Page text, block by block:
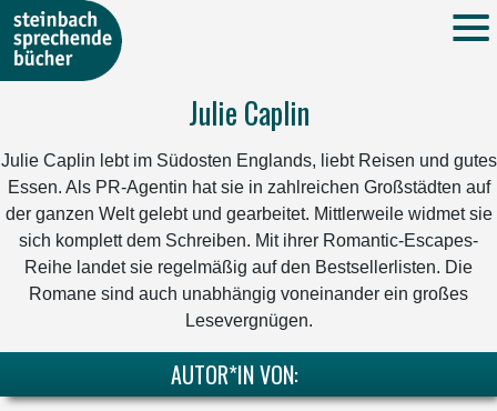
Julie Caplin
Julie Caplin lebt im Südosten Englands, liebt Reisen und gutes
Essen. Als PR-Agentin hat sie in zahlreichen Großstädten auf
der ganzen Welt gelebt und gearbeitet. Mittlerweile widmet sie
sich komplett dem Schreiben. Mit ihrer Romantic-Escapes-
Reihe landet sie regelmäßig auf den Bestsellerlisten. Die
Romane sind auch unabhängig voneinander ein großes
Lesevergnügen.
AUTOR*IN VON: